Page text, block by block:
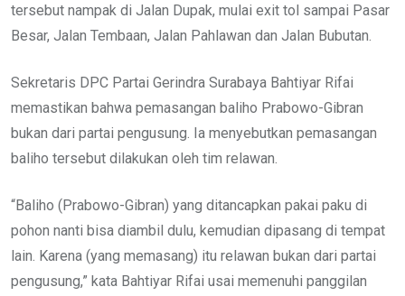
tersebut nampak di Jalan Dupak, mulai exit tol sampai Pasar
Besar, Jalan Tembaan, Jalan Pahlawan dan Jalan Bubutan.
Sekretaris DPC Partai Gerindra Surabaya Bahtiyar Rifai
memastikan bahwa pemasangan baliho Prabowo-Gibran
bukan dari partai pengusung. Ia menyebutkan pemasangan
baliho tersebut dilakukan oleh tim relawan.
“Baliho (Prabowo-Gibran) yang ditancapkan pakai paku di
pohon nanti bisa diambil dulu, kemudian dipasang di tempat
lain. Karena (yang memasang) itu relawan bukan dari partai
pengusung,” kata Bahtiyar Rifai usai memenuhi panggilan